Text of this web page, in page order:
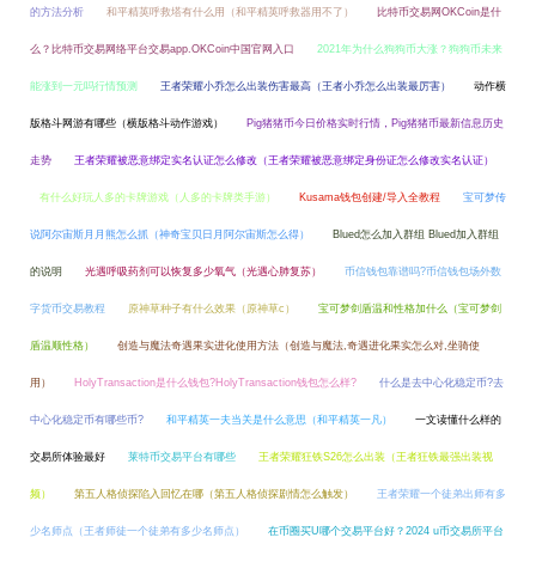
的方法分析 和平精英呼救塔有什么用（和平精英呼救器用不了） 比特币交易网OKCoin是什
么？比特币交易网络平台交易app.OKCoin中国官网入口 2021年为什么狗狗币大涨？狗狗币未来
能涨到一元吗行情预测 王者荣耀小乔怎么出装伤害最高（王者小乔怎么出装最厉害） 动作横
版格斗网游有哪些（横版格斗动作游戏） Pig猪猪币今日价格实时行情，Pig猪猪币最新信息历史
走势 王者荣耀被恶意绑定实名认证怎么修改（王者荣耀被恶意绑定身份证怎么修改实名认证）
有什么好玩人多的卡牌游戏（人多的卡牌类手游） Kusama钱包创建/导入全教程 宝可梦传
说阿尔宙斯月月熊怎么抓（神奇宝贝日月阿尔宙斯怎么得） Blued怎么加入群组 Blued加入群组
的说明 光遇呼吸药剂可以恢复多少氧气（光遇心肺复苏） 币信钱包靠谱吗?币信钱包场外数
字货币交易教程 原神草种子有什么效果（原神草c） 宝可梦剑盾温和性格加什么（宝可梦剑
盾温顺性格） 创造与魔法奇遇果实进化使用方法（创造与魔法,奇遇进化果实怎么对,坐骑使
用） HolyTransaction是什么钱包?HolyTransaction钱包怎么样? 什么是去中心化稳定币?去
中心化稳定币有哪些币? 和平精英一夫当关是什么意思（和平精英一凡） 一文读懂什么样的
交易所体验最好 莱特币交易平台有哪些 王者荣耀狂铁S26怎么出装（王者狂铁最强出装视
频） 第五人格侦探陷入回忆在哪（第五人格侦探剧情怎么触发） 王者荣耀一个徒弟出师有多
少名师点（王者师徒一个徒弟有多少名师点） 在币圈买U哪个交易平台好？2024 u币交易所平台